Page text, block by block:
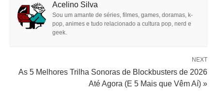
Acelino Silva
Sou um amante de séries, filmes, games, doramas, k-
pop, animes e tudo relacionado a cultura pop, nerd e
geek.
NEXT
As 5 Melhores Trilha Sonoras de Blockbusters de 2026
Até Agora (E 5 Mais que Vêm Aí) »